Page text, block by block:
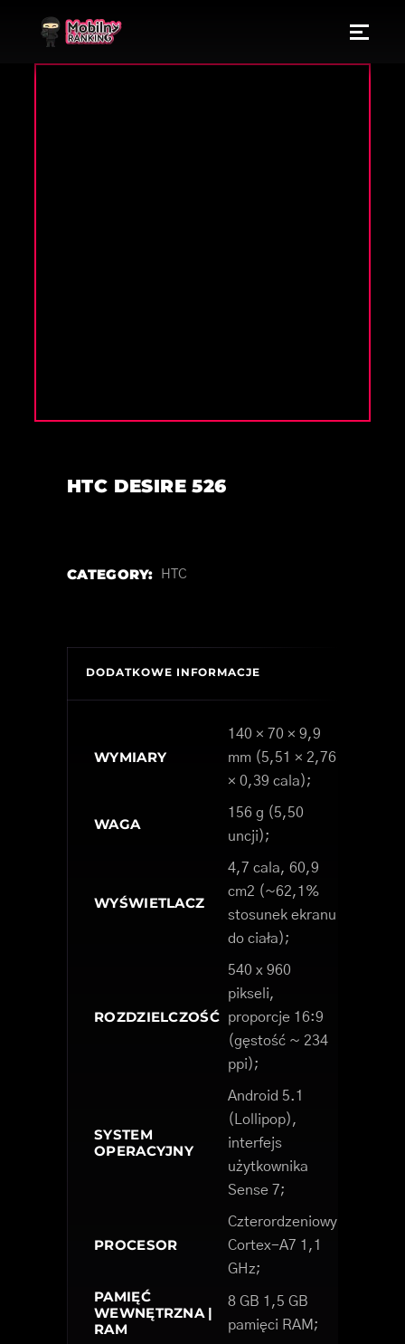
HTC DESIRE 526
CATEGORY: HTC
DODATKOWE INFORMACJE
WYMIARY
140 × 70 × 9,9
mm (5,51 × 2,76
× 0,39 cala);
WAGA
156 g (5,50
uncji);
WYŚWIETLACZ
4,7 cala, 60,9
cm2 (~62,1%
stosunek ekranu
do ciała);
ROZDZIELCZOŚĆ
540 x 960
pikseli,
proporcje 16:9
(gęstość ~ 234
ppi);
SYSTEM
OPERACYJNY
Android 5.1
(Lollipop),
interfejs
użytkownika
Sense 7;
PROCESOR
Czterordzeniowy
Cortex-A7 1,1
GHz;
PAMIĘĆ
WEWNĘTRZNA |
RAM
8 GB 1,5 GB
pamięci RAM;